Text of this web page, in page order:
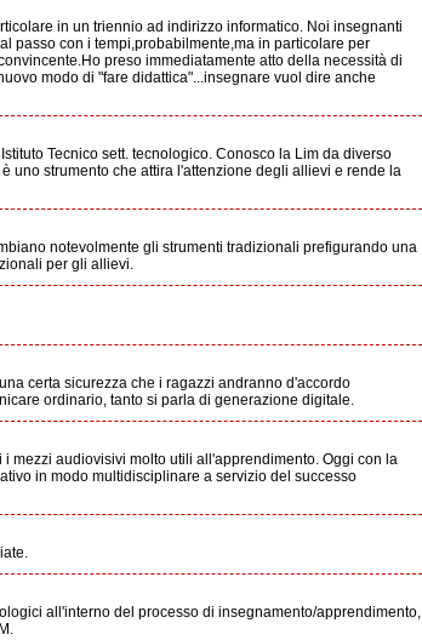
in un triennio ad indirizzo informatico. Noi insegnanti
passo con i tempi,probabilmente,ma in particolare per
preso immediatamente atto della necessità di
modo di "fare didattica"...insegnare vuol dire anche
Tecnico sett. tecnologico. Conosco la Lim da diverso
uno strumento che attira l'attenzione degli allievi e rende la
notevolmente gli strumenti tradizionali prefigurando una
per gli allievi.
certa sicurezza che i ragazzi andranno d'accordo
ordinario, tanto si parla di generazione digitale.
mezzi audiovisivi molto utili all'apprendimento. Oggi con la
in modo multidisciplinare a servizio del successo
all'interno del processo di insegnamento/apprendimento,